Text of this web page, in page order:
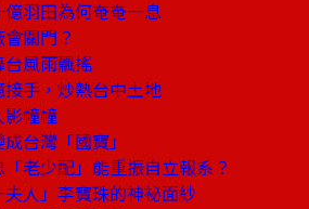
羽田為何奄奄一息
關門？
風雨飄搖
手，炒熱台中土地
影幢幢
台灣「國寶」
老少配」能重振自立報系？
人」李寶珠的神祕面紗